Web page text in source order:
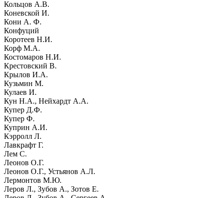
Кольцов А.В.
Коневской И.
Кони А. Ф.
Конфуций
Коротеев Н.И.
Корф М.А.
Костомаров Н.И.
Крестовский В.
Крылов И.А.
Кузьмин М.
Кулаев И.
Кун Н.А., Нейхардт А.А.
Купер Д.Ф.
Купер Ф.
Куприн А.И.
Кэрролл Л.
Лавкрафт Г.
Лем С.
Леонов О.Г.
Леонов О.Г., Устьянов А.Л.
Лермонтов М.Ю.
Леров Л., Зубов А., Зотов Е.